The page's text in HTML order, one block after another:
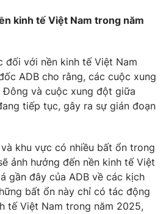
Tấm lòng Việt
Vươn mình bằng AI
VTV8
kinh tế Việt Nam trong năm
với nền kinh tế Việt Nam
ADB cho rằng, các cuộc xung
và cuộc xung đột giữa
tiếp tục, gây ra sự gián đoạn
khu vực có nhiều bất ổn trong
ảnh hưởng đến nền kinh tế Việt
gần đây của ADB về các kịch
bất ổn này chỉ có tác động
tế Việt Nam trong năm 2025,